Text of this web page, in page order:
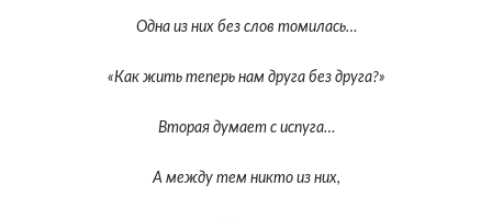
Одна из них без слов томилась…
«Как жить теперь нам друга без друга?»
Вторая думает с испуга…
А между тем никто из них,